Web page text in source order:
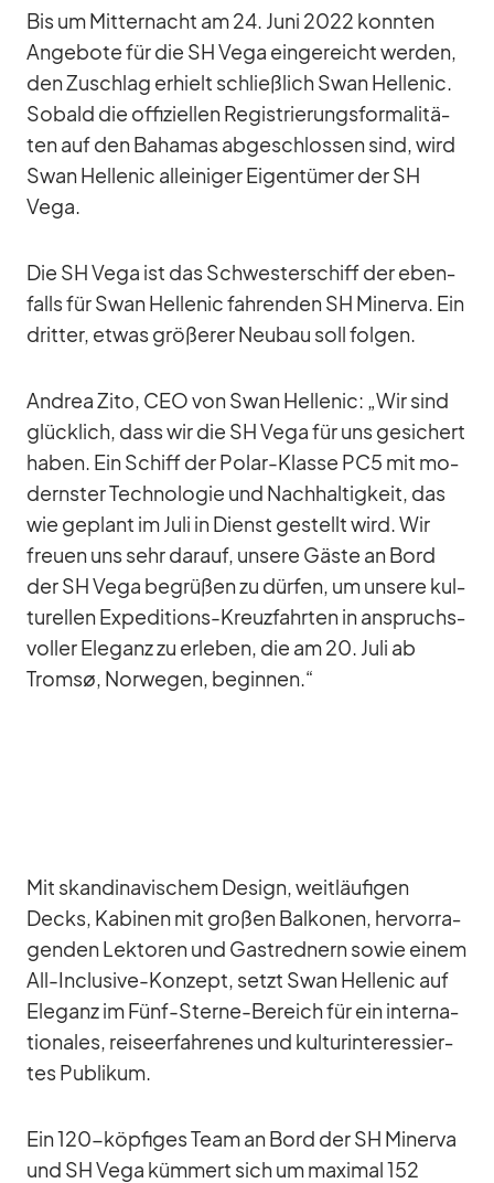
Bis um Mit­ter­nacht am 24. Juni 2022 konn­ten
An­ge­bote für die SH Vega ein­ge­reicht wer­den,
den Zu­schlag er­hielt schließ­lich Swan Hel­le­nic.
So­bald die of­fi­zi­el­len Re­gis­trie­rungs­for­ma­li­tä­
ten auf den Ba­ha­mas ab­ge­schlos­sen sind, wird
Swan Hel­le­nic al­lei­ni­ger Ei­gen­tü­mer der SH
Vega.
Die SH Vega ist das Schwes­ter­schiff der eben­
falls für Swan Hel­le­nic fah­ren­den SH Mi­nerva. Ein
drit­ter, et­was grö­ße­rer Neu­bau soll fol­gen.
An­drea Zito, CEO von Swan Hel­le­nic: „Wir sind
glück­lich, dass wir die SH Vega für uns ge­si­chert
ha­ben. Ein Schiff der Po­lar-Klasse PC5 mit mo­
derns­ter Tech­no­lo­gie und Nach­hal­tig­keit, das
wie ge­plant im Juli in Dienst ge­stellt wird. Wir
freuen uns sehr dar­auf, un­sere Gäste an Bord
der SH Vega be­grü­ßen zu dür­fen, um un­sere kul­
tu­rel­len Ex­pe­di­ti­ons-Kreuz­fahr­ten in an­spruchs­
vol­ler Ele­ganz zu er­le­ben, die am 20. Juli ab
Tromsø, Nor­we­gen, be­gin­nen.“
Mit skan­di­na­vi­schem De­sign, weit­läu­fi­gen
Decks, Ka­bi­nen mit gro­ßen Bal­ko­nen, her­vor­ra­
gen­den Lek­to­ren und Gast­red­nern so­wie ei­nem
All-In­clu­sive-Kon­zept, setzt Swan Hel­le­nic auf
Ele­ganz im Fünf-Sterne-Be­reich für ein in­ter­na­
tio­na­les, rei­se­er­fah­re­nes und kul­tur­in­ter­es­sier­
tes Pu­bli­kum.
Ein 120-köp­fi­ges Team an Bord der SH Mi­nerva
und SH Vega küm­mert sich um ma­xi­mal 152